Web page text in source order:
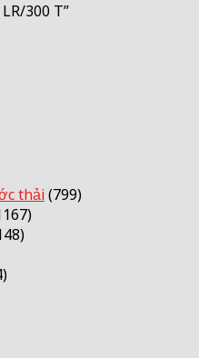
300 T”
thải(799)